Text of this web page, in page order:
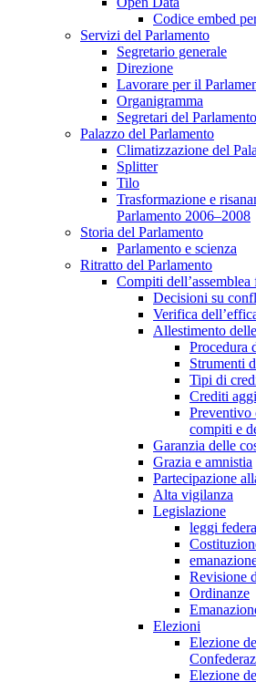
Codice embed
Servizi del Parlamento
Segretario generale
Direzione
Lavorare per il
Organigramma
Segretari del Parlamento
Palazzo del Parlamento
Climatizzazione del
Splitter
Tilo
Trasformazione e
Parlamento 2006–2008
Storia del Parlamento
Parlamento e scienza
Ritratto del Parlamento
Compiti dell’assemblea
Decisioni su
Verifica
Allestimento
Procedura
Strumenti
Tipi di
Crediti
Preventivo
compiti e
Garanzia delle
Grazia e amnistia
Partecipazione
Alta vigilanza
Legislazione
leggi
Revisione
Ordinanze
Elezioni
Elezione
Elezione